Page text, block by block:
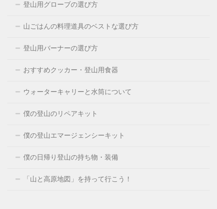
登山用グローブの選び方
山ごはんの料理道具のベストな選び方
登山用バーナーの選び方
おすすめクッカー・登山用食器
ウォーターキャリーと水筒について
僕の登山のリペアキット
僕の登山エマージェンシーキット
僕の日帰り登山の持ち物・装備
「山と高原地図」を持って行こう！